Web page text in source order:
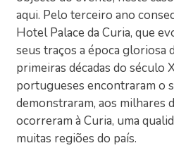
aqui. Pelo terceiro ano
Hotel Palace da Curia, que
seus traços a época gloriosa
primeiras décadas do século
portugueses encontraram o
demonstraram, aos milhares
ocorreram à Curia, uma
muitas regiões do país.